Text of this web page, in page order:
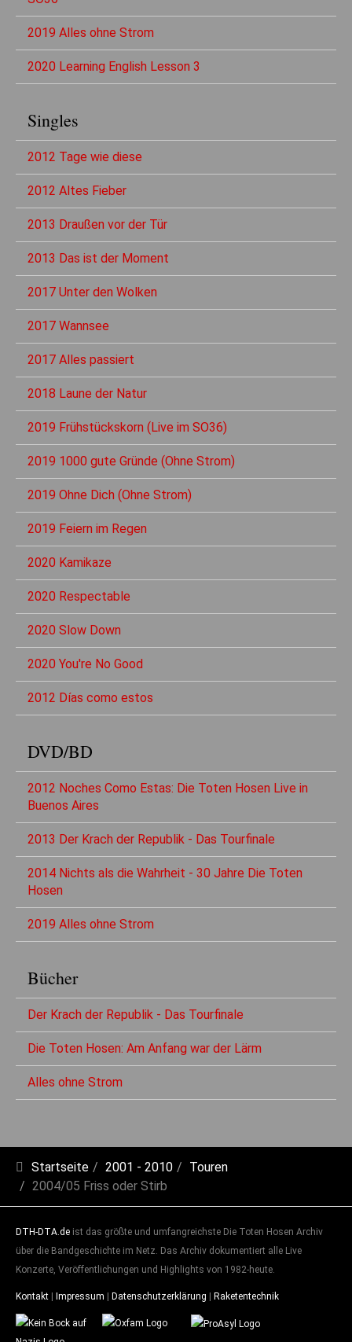
2019 Alles ohne Strom
2020 Learning English Lesson 3
Singles
2012 Tage wie diese
2012 Altes Fieber
2013 Draußen vor der Tür
2013 Das ist der Moment
2017 Unter den Wolken
2017 Wannsee
2017 Alles passiert
2018 Laune der Natur
2019 Frühstückskorn (Live im SO36)
2019 1000 gute Gründe (Ohne Strom)
2019 Ohne Dich (Ohne Strom)
2019 Feiern im Regen
2020 Kamikaze
2020 Respectable
2020 Slow Down
2020 You're No Good
2012 Días como estos
DVD/BD
2012 Noches Como Estas: Die Toten Hosen Live in
Buenos Aires
2013 Der Krach der Republik - Das Tourfinale
2014 Nichts als die Wahrheit - 30 Jahre Die Toten
Hosen
2019 Alles ohne Strom
Bücher
Der Krach der Republik - Das Tourfinale
Die Toten Hosen: Am Anfang war der Lärm
Alles ohne Strom
Startseite 2001 - 2010
Touren
2004/05 Friss oder Stirb
DTH-DTA.de ist das größte und umfangreichste Die Toten Hosen Archiv
über die Bandgeschichte im Netz. Das Archiv dokumentiert alle Live
Konzerte, Veröffentlichungen und Highlights von 1982-heute.
Kontakt Impressum Datenschutzerklärung Raketentechnik